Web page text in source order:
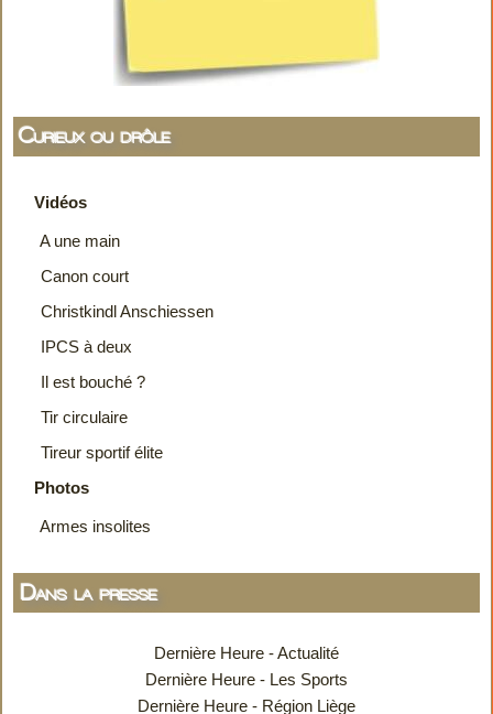
Curieux ou drôle
Vidéos
A une main
Canon court
Christkindl Anschiessen
IPCS à deux
Il est bouché ?
Tir circulaire
Tireur sportif élite
Photos
Armes insolites
Dans la presse
Dernière Heure - Actualité
Dernière Heure - Les Sports
Dernière Heure - Région Liège